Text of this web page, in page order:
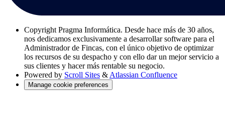
Copyright Pragma Informática. Desde hace más de 30 años,
nos dedicamos exclusivamente a desarrollar software para el
Administrador de Fincas, con el único objetivo de optimizar
los recursos de su despacho y con ello dar un mejor servicio a
sus clientes y hacer más rentable su negocio.
Powered by Scroll Sites & Atlassian Confluence
Manage cookie preferences